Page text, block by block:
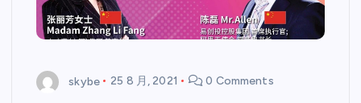
skybe 25 8 月, 2021 0 Comments